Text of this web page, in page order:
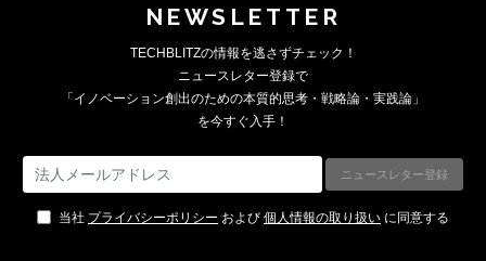
NEWSLETTER
TECHBLITZの情報を逃さずチェック！
ニュースレター登録で
「イノベーション創出のための本質的思考・戦略論・実践論」
を今すぐ入手！
当社 プライバシーポリシー および 個人情報の取り扱い に同意する